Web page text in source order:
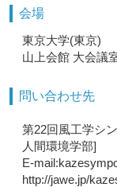
会場
東京大学(東京)
山上会館 大会議
問い合わせ先
第22回風工学シ
人間環境学部]
E-
http://jawe.jp/